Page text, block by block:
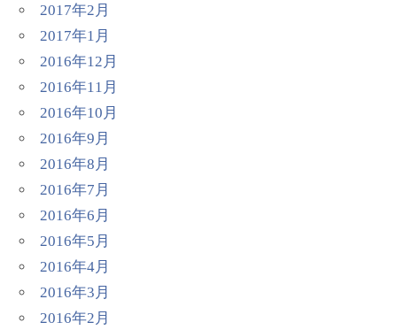
2017年2月
2017年1月
2016年12月
2016年11月
2016年10月
2016年9月
2016年8月
2016年7月
2016年6月
2016年5月
2016年4月
2016年3月
2016年2月